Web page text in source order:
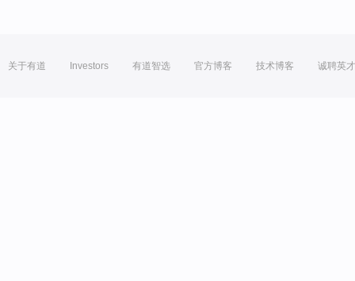
关于有道 Investors 有道智选 官方博客 技术博客 诚聘英才